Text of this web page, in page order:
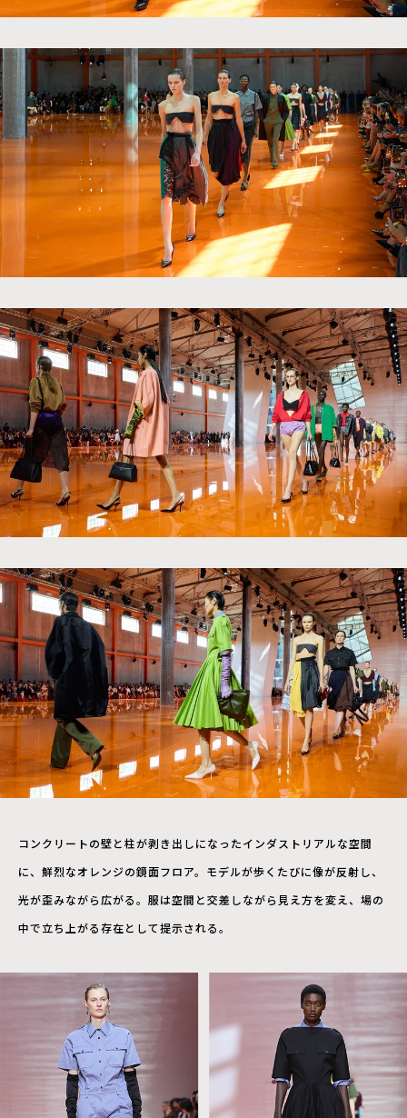
コンクリートの壁と柱が剥き出しになったインダストリアルな空間
に、鮮烈なオレンジの鏡面フロア。モデルが歩くたびに像が反射し、
光が歪みながら広がる。服は空間と交差しながら見え方を変え、場の
中で立ち上がる存在として提示される。